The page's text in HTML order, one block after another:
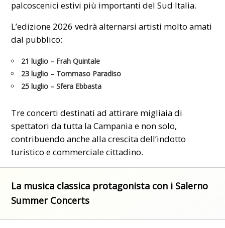
palcoscenici estivi più importanti del Sud Italia.
L’edizione 2026 vedrà alternarsi artisti molto amati
dal pubblico:
21 luglio – Frah Quintale
23 luglio – Tommaso Paradiso
25 luglio – Sfera Ebbasta
Tre concerti destinati ad attirare migliaia di
spettatori da tutta la Campania e non solo,
contribuendo anche alla crescita dell’indotto
turistico e commerciale cittadino.
La musica classica protagonista con i Salerno
Summer Concerts